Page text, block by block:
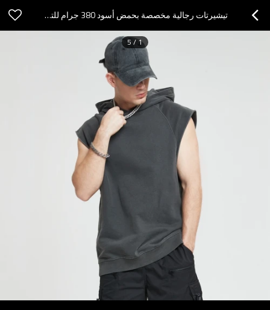
تيشيرتات رجالية مخصصة بحمض أسود 380 جرام للتجعيد مع غطاء محرك السيارة بدون أكمام
1
/
5